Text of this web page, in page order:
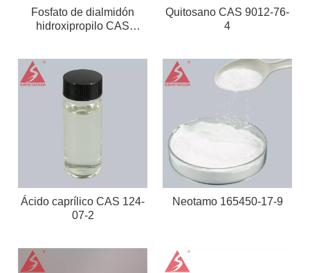
Fosfato de dialmidón
hidroxipropilo CAS
Quitosano CAS 9012-76-
4
Ácido caprílico CAS 124-
07-2
Neotamo 165450-17-9